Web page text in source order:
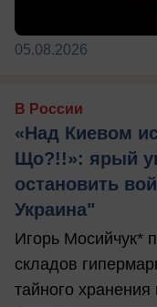
05.08.2026
В России
«Над Киевом
Що?!!»: ярый
остановить
Украина"
Игорь Мосийчук*
складов
тайного